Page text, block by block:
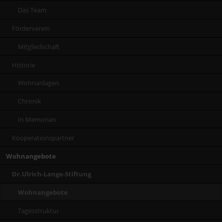
Das Team
Förderverein
Mitgliedschaft
Historie
Wohnanlagen
Chronik
In Memorian
Kooperationspartner
Wohnangebote
Dr.Ulrich-Lange-Stiftung
Wohnangebote
Tagesstruktur